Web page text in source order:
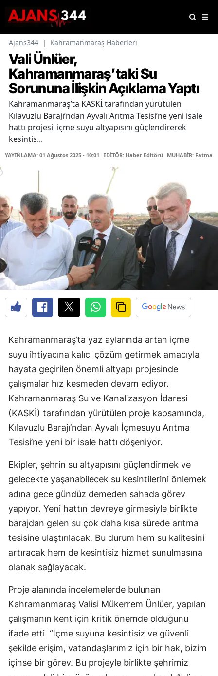
Ajans344 | Kahramanmaraş Haberleri
Vali Ünlüer,
Kahramanmaraş’taki Su
Sorununa İlişkin Açıklama Yaptı
Kahramanmaraş’ta KASKİ tarafından yürütülen
Kılavuzlu Barajı’ndan Ayvalı Arıtma Tesisi’ne yeni isale
hattı projesi, içme suyu altyapısını güçlendirerek
kesintis...
YAYINLAMA: 01 Ağustos 2025 - 10:01 EDİTÖR: Haber Editörü MUHABİR: Fatma
Kahramanmaraş’ta yaz aylarında artan içme
suyu ihtiyacına kalıcı çözüm getirmek amacıyla
hayata geçirilen önemli altyapı projesinde
çalışmalar hız kesmeden devam ediyor.
Kahramanmaraş Su ve Kanalizasyon İdaresi
(KASKİ) tarafından yürütülen proje kapsamında,
Kılavuzlu Barajı’ndan Ayvalı İçmesuyu Arıtma
Tesisi’ne yeni bir isale hattı döşeniyor.
Ekipler, şehrin su altyapısını güçlendirmek ve
gelecekte yaşanabilecek su kesintilerini önlemek
adına gece gündüz demeden sahada görev
yapıyor. Yeni hattın devreye girmesiyle birlikte
barajdan gelen su çok daha kısa sürede arıtma
tesisine ulaştırılacak. Bu durum hem su kalitesini
artıracak hem de kesintisiz hizmet sunulmasına
olanak sağlayacak.
Proje alanında incelemelerde bulunan
Kahramanmaraş Valisi Mükerrem Ünlüer, yapılan
çalışmanın kent için kritik önemde olduğunu
ifade etti. “İçme suyuna kesintisiz ve güvenli
şekilde erişim, vatandaşlarımız için bir hak, bizim
içinse bir görev. Bu projeyle birlikte şehrimiz